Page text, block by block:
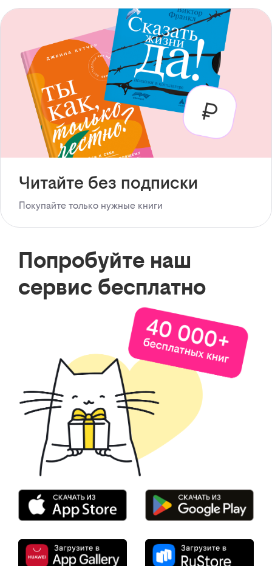
Читайте без подписки
Покупайте только нужные книги
Попробуйте наш
сервис бесплатно